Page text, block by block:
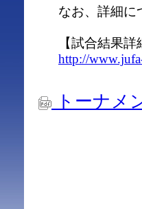
なお、詳細に
【試合結果詳
http://
トーナメ